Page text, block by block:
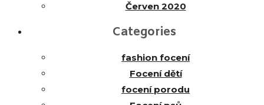
Červen 2020
Categories
fashion focení
Focení dětí
focení porodu